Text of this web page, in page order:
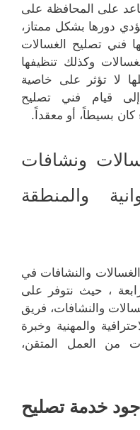
على المحافظة على
دورها بشكل ممتاز،
فني تصليح الغسالات
وكذلك تنظيفها
لا تؤثر على خاصية
إلى قيام فني تصليح
بسيطاً، أو معقداً.
ونشافات
والمنطقة
والنشافات في
، حيث نتوفر على
والنشافات، فريق
والمهنية وخبرة
من العمل المتقن،
خدمة تصليح